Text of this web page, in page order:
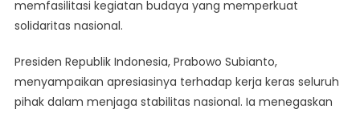
memfasilitasi kegiatan budaya yang memperkuat
solidaritas nasional.
Presiden Republik Indonesia, Prabowo Subianto,
menyampaikan apresiasinya terhadap kerja keras seluruh
pihak dalam menjaga stabilitas nasional. Ia menegaskan